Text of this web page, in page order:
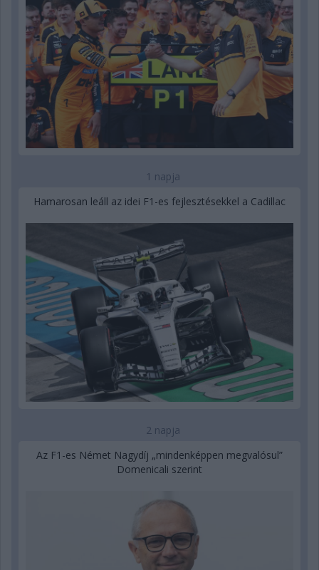
1 napja
Hamarosan leáll az idei F1-es fejlesztésekkel a Cadillac
2 napja
Az F1-es Német Nagydíj „mindenképpen megvalósul”
Domenicali szerint